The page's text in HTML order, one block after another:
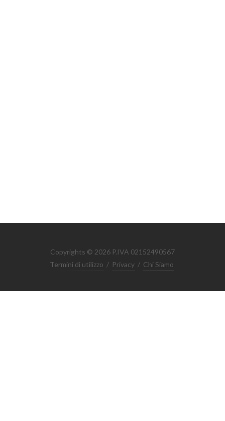
Copyrights © 2026 P.IVA 02152490567
Termini di utilizzo / Privacy / Chi Siamo